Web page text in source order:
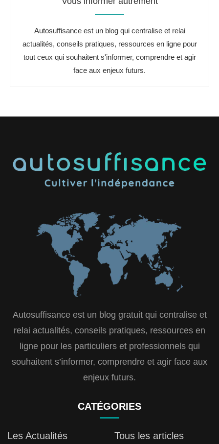
Autosuffisance est un blog qui centralise et relai
actualités, conseils pratiques, ressources en ligne pour
tout ceux qui souhaitent s'informer, comprendre et agir
face aux enjeux futurs.
Autosuffisance est un blog gratuit qui centralise et
relai actualités, conseils pratiques, ressources en
ligne pour les particuliers et professionnels qui
souhaitent s’informer, comprendre et agir face aux
enjeux futurs.
CATÉGORIES
Les Actualités
Tous les articles